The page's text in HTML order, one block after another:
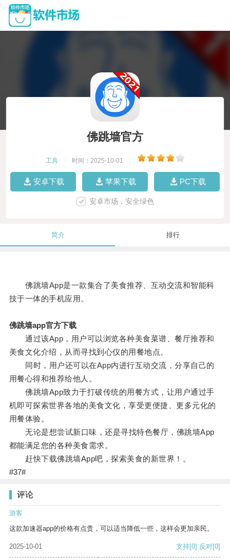
佛跳墙官方
工具 时间：2025-10-01
安卓下载 苹果下载 PC下载
安卓市场，安全绿色
简介 排行
佛跳墙App是一款集合了美食推荐、互动交流和智能科
技于一体的手机应用。
佛跳墙app官方下载
通过该App，用户可以浏览各种美食菜谱、餐厅推荐和
美食文化介绍，从而寻找到心仪的用餐地点。
同时，用户还可以在App内进行互动交流，分享自己的
用餐心得和推荐给他人。
佛跳墙App致力于打破传统的用餐方式，让用户通过手
机即可探索世界各地的美食文化，享受更便捷、更多元化的
用餐体验。
无论是想尝试新口味，还是寻找特色餐厅，佛跳墙App
都能满足您的各种美食需求。
赶快下载佛跳墙App吧，探索美食的新世界！。
#37#
评论
游客
这款加速器app的价格有点贵，可以适当降低一些，这样会更加亲民。
2025-10-01 支持[0] 反对[0]